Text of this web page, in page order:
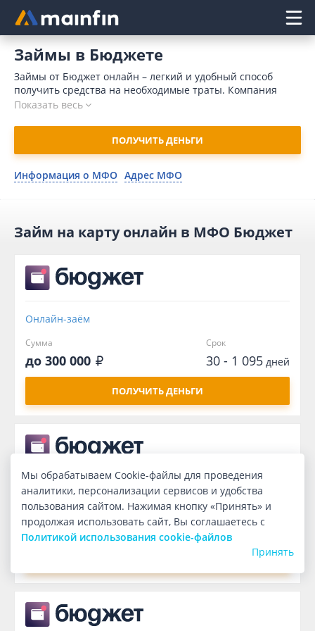
Главное меню
Займы в Бюджете
Займы от Бюджет онлайн – легкий и удобный способ
получить средства на необходимые траты. Компания
выдает средства за 15 минут, микрокредит поступает на
оформления заявки достаточно предоставить
минимальный пакет документов. В 2026 году взять займ в
Бюджет могут даже клиенты, имеющие проблемную
кредитную историю. Для отправки заявки воспользуйтесь
нашим сервисом Mainfin.ru.
Показать весь
ПОЛУЧИТЬ ДЕНЬГИ
Информация о МФО Адрес МФО
Займ на карту онлайн в МФО Бюджет
Онлайн-заём
Сумма
до 300 000
Срок
30 - 1 095 дней
ПОЛУЧИТЬ ДЕНЬГИ
Онлайн-заём
Сумма
до 300 000
Срок
30 - 1 095
Мы обрабатываем Cookie-файлы для проведения
аналитики, персонализации сервисов и удобства
пользования сайтом. Нажимая кнопку «Принять» и
продолжая использовать сайт, Вы соглашаетесь с
Политикой использования cookie-файлов
Принять